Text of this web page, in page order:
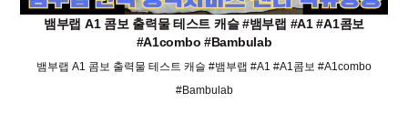
뱀부랩 A1 콤보 출력물 테스트 캐슬 #뱀부랩 #A1 #A1콤보
#A1combo #Bambulab
뱀부랩 A1 콤보 출력물 테스트 캐슬 #뱀부랩 #A1 #A1콤보 #A1combo
#Bambulab